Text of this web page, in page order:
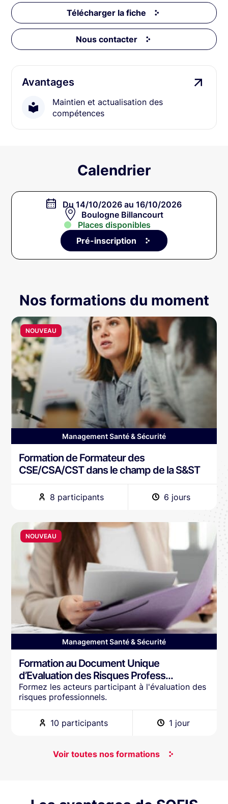
Télécharger la fiche
Nous contacter
Avantages
Maintien et actualisation des
compétences
Calendrier
Du 14/10/2026 au 16/10/2026
Boulogne Billancourt
Places disponibles
Pré-inscription
Nos formations du moment
NOUVEAU
Management Santé & Sécurité
Formation de Formateur des
CSE/CSA/CST dans le champ de la S&ST
8 participants 6 jours
NOUVEAU
Management Santé & Sécurité
Formation au Document Unique
d’Evaluation des Risques Profess...
Formez les acteurs participant à l'évaluation des
risques professionnels.
10 participants 1 jour
Voir toutes nos formations